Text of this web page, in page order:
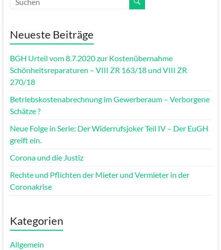
Neueste Beiträge
BGH Urteil vom 8.7.2020 zur Kostenübernahme
Schönheitsreparaturen – VIII ZR 163/18 und VIII ZR
270/18
Betriebskostenabrechnung im Gewerberaum – Verborgene
Schätze ?
Neue Folge in Serie: Der Widerrufsjoker Teil IV – Der EuGH
greift ein.
Corona und die Justiz
Rechte und Pflichten der Mieter und Vermieter in der
Coronakrise
Kategorien
Allgemein